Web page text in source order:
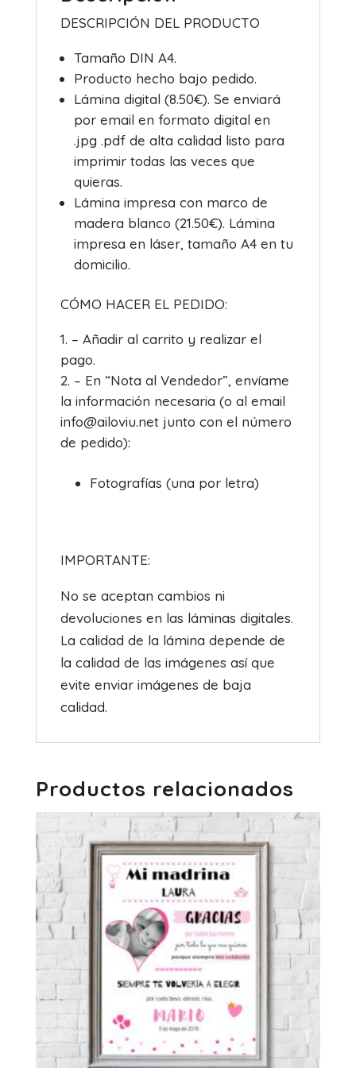
DESCRIPCIÓN DEL PRODUCTO
Tamaño DIN A4.
Producto hecho bajo pedido.
Lámina digital (8.50€). Se enviará
por email en formato digital en
.jpg .pdf de alta calidad listo para
imprimir todas las veces que
quieras.
Lámina impresa con marco de
madera blanco (21.50€). Lámina
impresa en láser, tamaño A4 en tu
domicilio.
CÓMO HACER EL PEDIDO:
– Añadir al carrito y realizar el
pago.
– En “Nota al Vendedor”, envíame
la información necesaria (o al email
info@ailoviu.net junto con el número
de pedido):
Fotografías (una por letra)
IMPORTANTE:
No se aceptan cambios ni
devoluciones en las láminas digitales.
La calidad de la lámina depende de
la calidad de las imágenes así que
evite enviar imágenes de baja
calidad.
Productos relacionados